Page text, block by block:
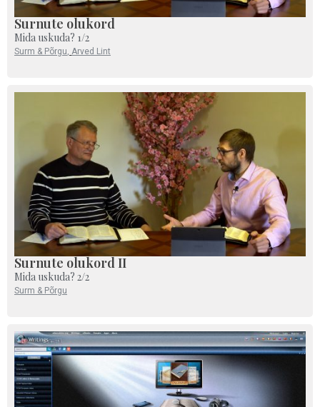
Surnute olukord
Mida uskuda? 1/2
Surm & Põrgu Arved Lint
Surnute olukord II
Mida uskuda? 2/2
Surm & Põrgu